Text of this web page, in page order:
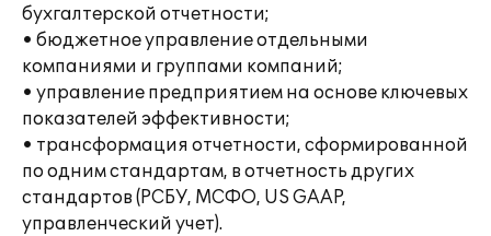
бухгалтерской отчетности;
• бюджетное управление отдельными
компаниями и группами компаний;
• управление предприятием на основе ключевых
показателей эффективности;
• трансформация отчетности, сформированной
по одним стандартам, в отчетность других
стандартов (РСБУ, МСФО, US GAAP,
управленческий учет).